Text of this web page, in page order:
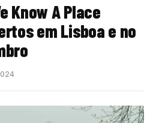
Know A Place
em Lisboa e no